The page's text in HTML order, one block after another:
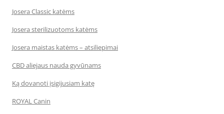
Josera Classic katėms
Josera sterilizuotoms katėms
Josera maistas katėms – atsiliepimai
CBD aliejaus nauda gyvūnams
Ką dovanoti įsigijusiam katę
ROYAL Canin